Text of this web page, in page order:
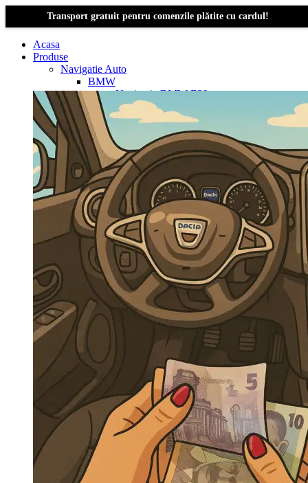
Transport gratuit pentru comenzile plătite cu cardul!
Acasa
Produse
Navigatie Auto
BMW
Navigație BMW E39
Navigatie Bmw E46
Navigatie Bmw E87
Navigatie Bmw E90
Navigatie Bmw E91
Navigatie Bmw F10
Navigatie Bmw F30
Navigatie Bmw Seria 1 E87
Navigatie Bmw X1
Navigatie Bmw X1 E84
Navigatie BMW X3
Navigatie BMW X3 E83
Navigatie BMW X3 f25
Dacia Logan
Navigație Dacia Logan 1 (2004–2012)
Navigație Dacia Logan 2 (2012–2020)
Navigație Dacia Logan 3 (2020–Prezent)
Dacia Duster
Navigatie Duster 2011
Navigatie Duster 2019
Navigatie Audi A3 8p
Navigatie Audi A4
Navigatie Audi A4 B6
Navigatie Audi A4 B7
Navigatie Audi A4 B8
Navigatie Audi A5
Navigatie Audi A6 C5
Navigatie Audi A6 C6
Navigatie Audi A6 C7
Navigatie Audi Q5